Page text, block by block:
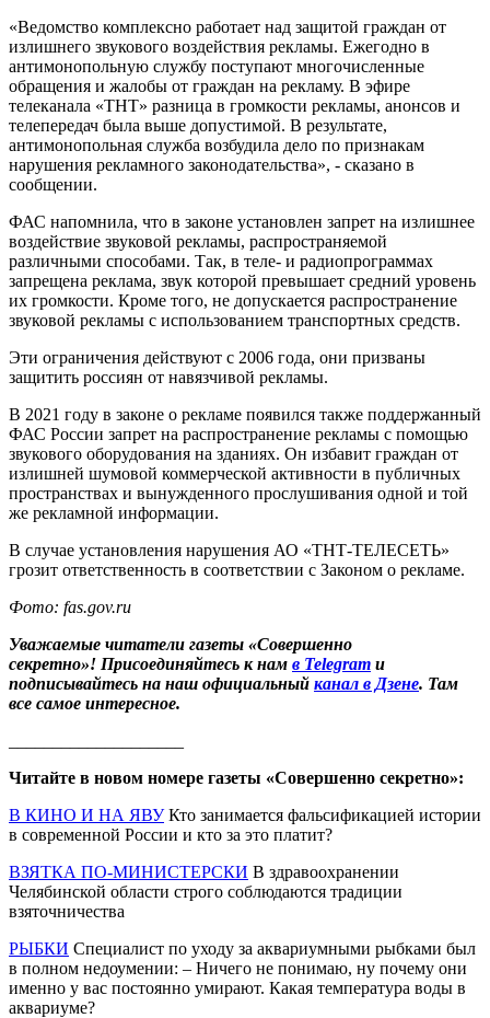
«Ведомство комплексно работает над защитой граждан от
излишнего звукового воздействия рекламы. Ежегодно в
антимонопольную службу поступают многочисленные
обращения и жалобы от граждан на рекламу. В эфире
телеканала «ТНТ» разница в громкости рекламы, анонсов и
телепередач была выше допустимой. В результате,
антимонопольная служба возбудила дело по признакам
нарушения рекламного законодательства», - сказано в
сообщении.
ФАС напомнила, что в законе установлен запрет на излишнее
воздействие звуковой рекламы, распространяемой
различными способами. Так, в теле- и радиопрограммах
запрещена реклама, звук которой превышает средний уровень
их громкости. Кроме того, не допускается распространение
звуковой рекламы с использованием транспортных средств.
Эти ограничения действуют с 2006 года, они призваны
защитить россиян от навязчивой рекламы.
В 2021 году в законе о рекламе появился также поддержанный
ФАС России запрет на распространение рекламы с помощью
звукового оборудования на зданиях. Он избавит граждан от
излишней шумовой коммерческой активности в публичных
пространствах и вынужденного прослушивания одной и той
же рекламной информации.
В случае установления нарушения АО «ТНТ-ТЕЛЕСЕТЬ»
грозит ответственность в соответствии с Законом о рекламе.
Фото: fas.gov.ru
Уважаемые читатели газеты «Совершенно
секретно»! Присоединяйтесь к нам в Telegram и
подписывайтесь на наш официальный канал в Дзене. Там
все самое интересное.
Читайте в новом номере газеты «Совершенно секретно»:
В КИНО И НА ЯВУКто занимается фальсификацией истории
в современной России и кто за это платит?
ВЗЯТКА ПО-МИНИСТЕРСКИ В здравоохранении
Челябинской области строго соблюдаются традиции
взяточничества
РЫБКИ Специалист по уходу за аквариумными рыбками был
в полном недоумении: – Ничего не понимаю, ну почему они
именно у вас постоянно умирают. Какая температура воды в
аквариуме?